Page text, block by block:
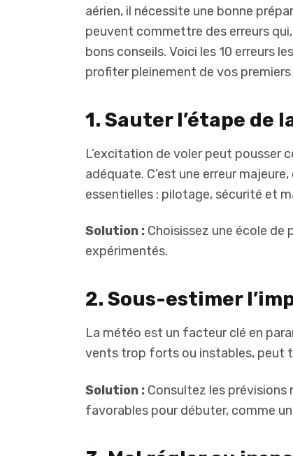
aérien, il nécessite une bonne
peuvent commettre des erreurs
bons conseils. Voici les 10 erreurs
profiter pleinement de vos premiers
1. Sauter l’étape de
L’excitation de voler peut pousser
adéquate. C’est une erreur
essentielles : pilotage, sécurité et
Solution : Choisissez une école
expérimentés.
2. Sous-estimer
La météo est un facteur clé en
vents trop forts ou instables, peut
Solution : Consultez les
favorables pour débuter, comme